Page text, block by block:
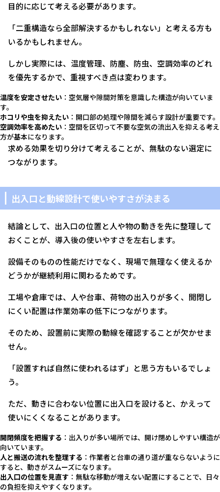
目的に応じて考える必要があります。
「二重構造なら全部解決するかもしれない」と考える方も
いるかもしれません。
しかし実際には、温度管理、防塵、防虫、空調効率のどれ
を優先するかで、重視すべき点は変わります。
温度を安定させたい ：空気層や隙間対策を意識した構造が向いていま
す。
ホコリや虫を抑えたい ：開口部の処理や隙間を減らす設計が重要です。
空調効率を高めたい ：空間を区切って不要な空気の流出入を抑える考え
方が基本になります。
求める効果を切り分けて考えることが、無駄のない選定に
つながります。
出入口と動線設計で使いやすさが決まる
結論として、出入口の位置と人や物の動きを先に整理して
おくことが、導入後の使いやすさを左右します。
設備そのものの性能だけでなく、現場で無理なく使えるか
どうかが継続利用に関わるためです。
工場や倉庫では、人や台車、荷物の出入りが多く、開閉し
にくい配置は作業効率の低下につながります。
そのため、設置前に実際の動線を確認することが欠かせま
せん。
「設置すれば自然に使われるはず」と思う方もいるでしょ
う。
ただ、動きに合わない位置に出入口を設けると、かえって
使いにくくなることがあります。
開閉頻度を把握する ：出入りが多い場所では、開け閉めしやすい構造が
向いています。
人と搬送の流れを整理する ：作業者と台車の通り道が重ならないように
すると、動きがスムーズになります。
出入口の位置を見直す ：無駄な移動が増えない配置にすることで、日々
の負担を抑えやすくなります。